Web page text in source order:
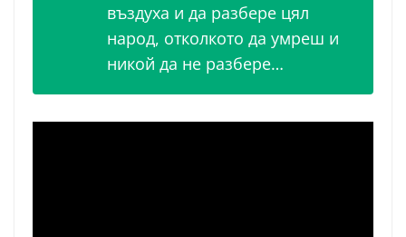
въздуха и да разбере цял
народ, отколкото да умреш и
никой да не разбере…